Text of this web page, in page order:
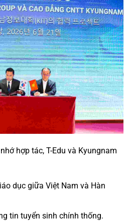
hợp tác, T-Edu và Kyungnam
dục giữa Việt Nam và Hàn
tin tuyển sinh chính thống.